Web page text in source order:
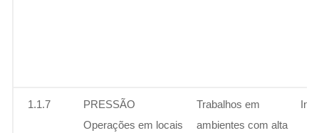
1.1.7
PRESSÃO
Operações em locais
Trabalhos em
ambientes com alta